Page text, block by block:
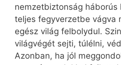
nemzetbiztonság háborús
teljes fegyverzetbe vágva
egész világ felbolydul.
világvégét sejti, túlélni,
Azonban, ha jól